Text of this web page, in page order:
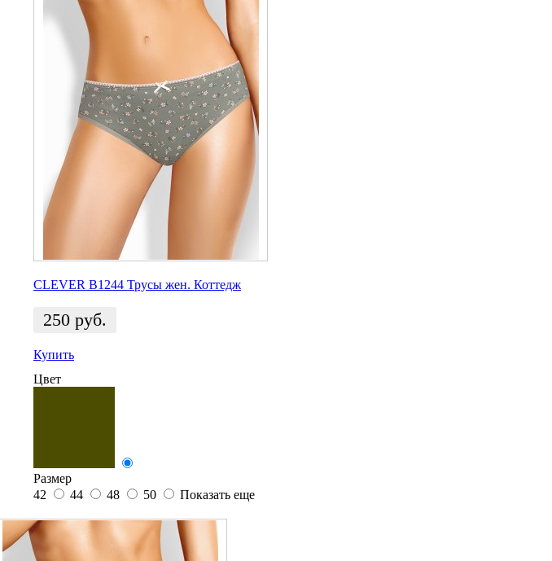
CLEVER B1244 Трусы жен. Коттедж
250 руб.
Купить
Цвет
Размер
42
44 48 50 Показать еще